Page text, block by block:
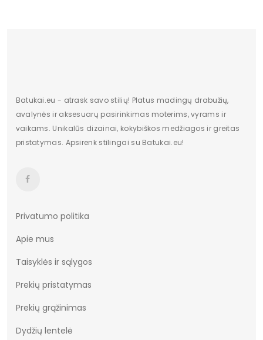
Batukai.eu - atrask savo stilių! Platus madingų drabužių,
avalynės ir aksesuarų pasirinkimas moterims, vyrams ir
vaikams. Unikalūs dizainai, kokybiškos medžiagos ir greitas
pristatymas. Apsirenk stilingai su Batukai.eu!
Privatumo politika
Apie mus
Taisyklės ir sąlygos
Prekių pristatymas
Prekių grąžinimas
Dydžių lentelė